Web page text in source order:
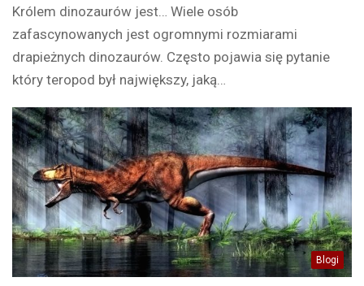
Królem dinozaurów jest… Wiele osób
zafascynowanych jest ogromnymi rozmiarami
drapieżnych dinozaurów. Często pojawia się pytanie
który teropod był największy, jaką…
Blogi